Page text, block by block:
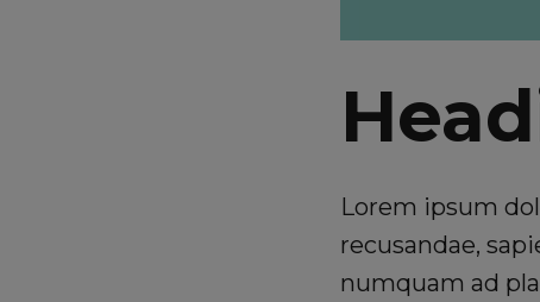
Lorem ipsum
recusandae,
numquam ad